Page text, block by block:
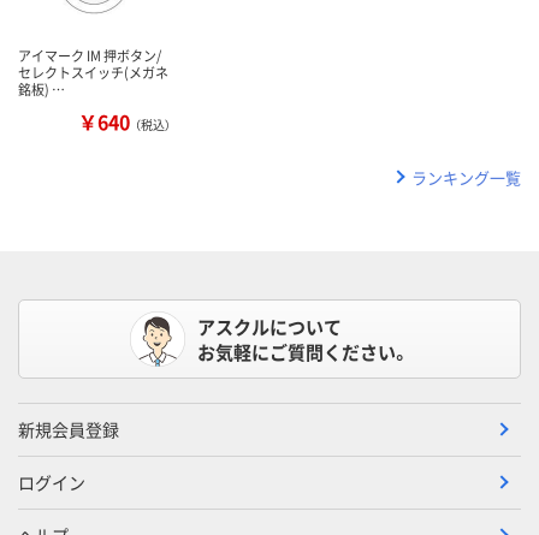
アイマーク IM 押ボタン/
セレクトスイッチ(メガネ
銘板) …
￥640 （税込）
ランキング一覧
アスクルについて
お気軽にご質問ください。
新規会員登録
ログイン